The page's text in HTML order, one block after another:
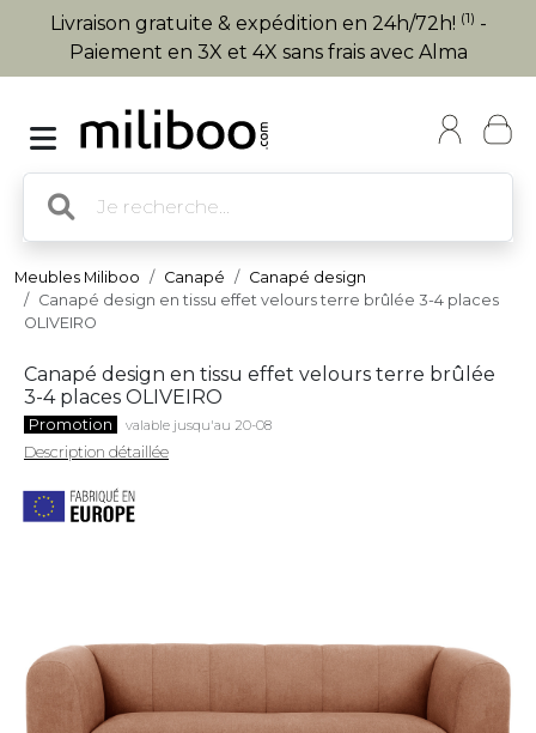
Livraison gratuite & expédition en 24h/72h! (1) -
Paiement en 3X et 4X sans frais avec Alma
Meubles Miliboo Canapé
Canapé design
Canapé design en tissu effet velours terre brûlée 3-4 places
OLIVEIRO
Canapé design en tissu effet velours terre brûlée
3-4 places OLIVEIRO
Promotion valable jusqu'au 20-08
Description détaillée